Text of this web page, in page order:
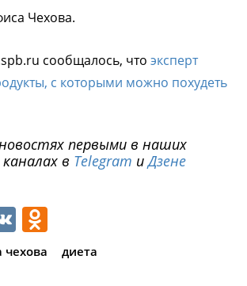
Чехова.
сообщалось, что эксперт
с которыми можно похудеть
первыми в наших
в Telegram иДзене
VK
чехова диета